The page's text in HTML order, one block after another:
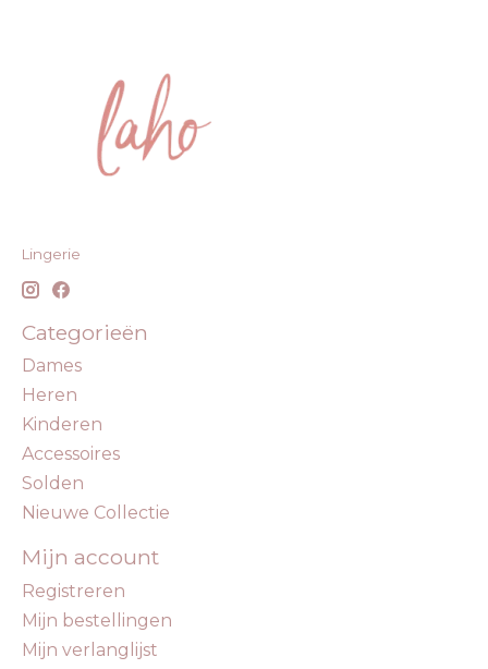
Lingerie
Categorieën
Dames
Heren
Kinderen
Accessoires
Solden
Nieuwe Collectie
Mijn account
Registreren
Mijn bestellingen
Mijn verlanglijst